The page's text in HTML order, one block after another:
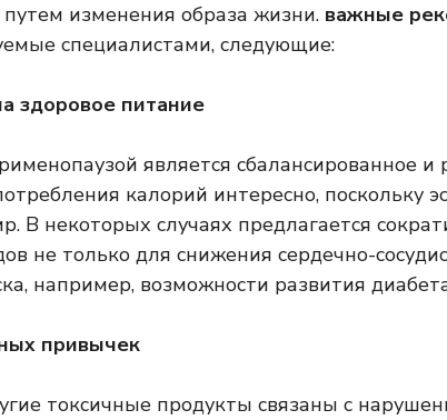
изменения образа жизни. важные
специалистами, следующие:
здоровое питание
является сбалансированное и
калорий интересно, поскольку
В некоторых случаях предлагается
не только для снижения сердечно-
например, возможности развития
привычек
токсичные продукты связаны с